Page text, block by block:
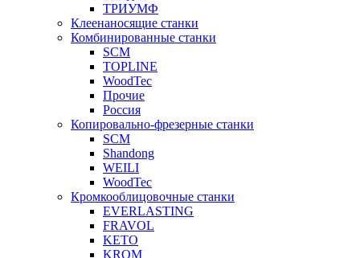
ТРИУМФ
Клеенаносящие станки
Комбинированные станки
SCM
TOPLINE
WoodTec
Прочие
Россия
Копировально-фрезерные станки
SCM
Shandong
WEILI
WoodTec
Кромкооблицовочные станки
EVERLASTING
FRAVOL
KETO
KROM